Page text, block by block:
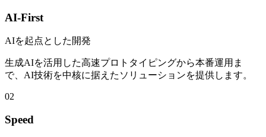
AI-First
AIを起点とした開発
生成AIを活用した高速プロトタイピングから本番運用ま
で、AI技術を中核に据えたソリューションを提供します。
02
Speed